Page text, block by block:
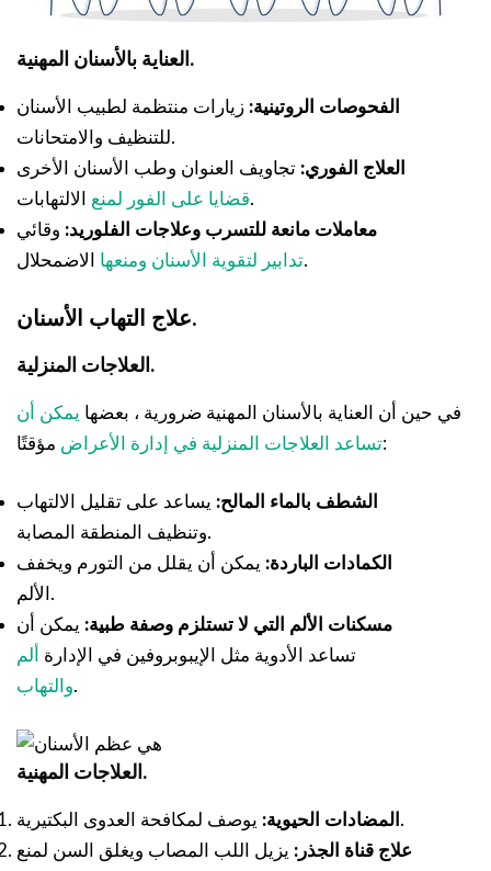
العناية بالأسنان المهنية.
الفحوصات الروتينية: زيارات منتظمة لطبيب الأسنان
للتنظيف والامتحانات.
العلاج الفوري: تجاويف العنوان وطب الأسنان الأخرى
قضايا على الفور لمنعالالتهابات.
معاملات مانعة للتسرب وعلاجات الفلوريد: وقائي
تدابير لتقوية الأسنان ومنعهاالاضمحلال.
علاج التهاب الأسنان.
العلاجات المنزلية.
في حين أن العناية بالأسنان المهنية ضرورية ، بعضها يمكن أن
تساعد العلاجات المنزلية في إدارة الأعراضمؤقتًا:
الشطف بالماء المالح: يساعد على تقليل الالتهاب
وتنظيف المنطقة المصابة.
الكمادات الباردة: يمكن أن يقلل من التورم ويخفف
الألم.
مسكنات الألم التي لا تستلزم وصفة طبية: يمكن أن
تساعد الأدوية مثل الإيبوبروفين في الإدارة
ألم
والتهاب.
العلاجات المهنية.
المضادات الحيوية: يوصف لمكافحة العدوى البكتيرية.
علاج قناة الجذر: يزيل اللب المصاب ويغلق السن لمنع